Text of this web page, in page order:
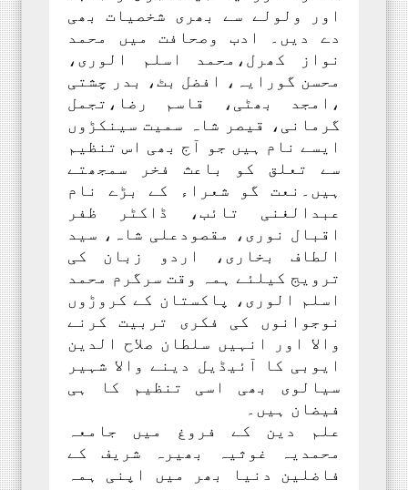
اور ولولے سے بھری شخصیات بھی
دے دیں۔ ادب وصحافت میں محمد
نواز کھرل،محمد اسلم الوری،
محسن گورایہ، افضل بٹ، بدر چشتی
،امجد بھٹی، قاسم رضا،تجمل
گرمانی، قیصر شاہ سمیت سینکڑوں
ایسے نام ہیں جو آج بھی اس تنظیم
سے تعلق کو باعث فخر سمجھتے
ہیں۔نعت گو شعراء کے بڑے نام
عبدالغنی تائب، ڈاکٹر ظفر
اقبال نوری، مقصودعلی شاہ، سید
الطاف بخاری، اردو زبان کی
ترویج کیلئے ہمہ وقت سرگرم محمد
اسلم الوری، پاکستان کے کروڑوں
نوجوانوں کی فکری تربیت کرنے
والا اور انہیں سلطان صلاح الدین
ایوبی کا آئیڈیل دینے والا شہیر
سیالوی بھی اسی تنظیم کا ہی
فیضان ہیں۔
علم دین کے فروغ میں جامعہ
محمدیہ غوثیہ بھیرہ شریف کے
فاضلین دنیا بھر میں اپنی ہمہ